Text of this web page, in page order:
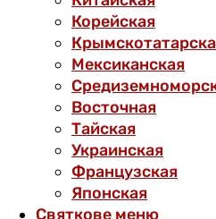
Корейская
Мексиканская
Восточная
Тайская
Украинская
Французская
Японская
Святкове меню